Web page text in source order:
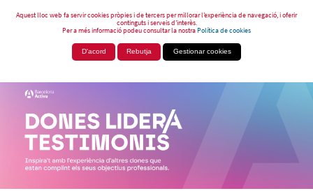
Aquest lloc web fa servir cookies pròpies i de tercers per millorar l’experiència de navegació, i oferir
continguts i serveis d’interès.
Per a més informació podeu consultar la nostraPolítica de cookies
D'acord Rebutja Gestionar cookies